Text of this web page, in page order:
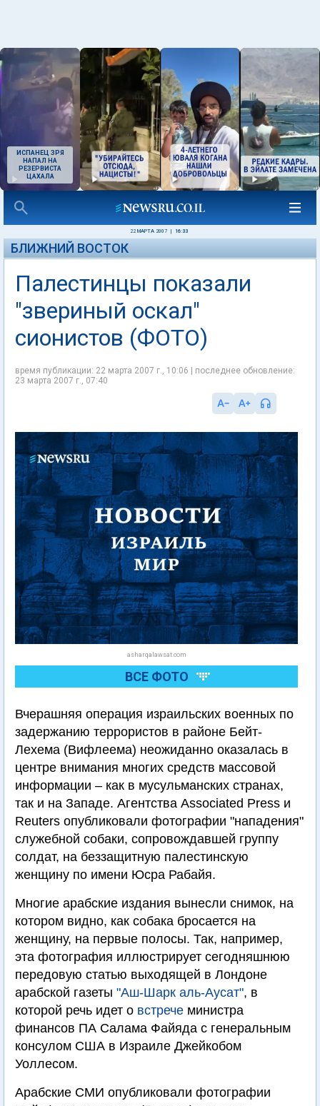
ИСПАНЕЦ ЗРЯ
НАПАЛ НА
РЕЗЕРВИСТА
ЦАХАЛА
22 МАРТА 2007 16:33
БЛИЖНИЙ ВОСТОК
Палестинцы показали
"звериный оскал"
сионистов (ФОТО)
время публикации: 22 марта 2007 г., 10:06 | последнее обновление:
23 марта 2007 г., 07:40
asharqalawsat.com
ВСЕ ФОТО
Вчерашняя операция израильских военных по
задержанию террористов в районе Бейт-
Лехема (Вифлеема) неожиданно оказалась в
центре внимания многих средств массовой
информации – как в мусульманских странах,
так и на Западе. Агентства Associated Press и
Reuters опубликовали фотографии "нападения"
служебной собаки, сопровождавшей группу
солдат, на беззащитную палестинскую
женщину по имени Юсра Рабайя.
Многие арабские издания вынесли снимок, на
котором видно, как собака бросается на
женщину, на первые полосы. Так, например,
эта фотография иллюстрирует сегодняшнюю
передовую статью выходящей в Лондоне
арабской газеты "Аш-Шарк аль-Аусат", в
которой речь идет о встрече министра
финансов ПА Салама Файяда с генеральным
консулом США в Израиле Джейкобом
Уоллесом.
Арабские СМИ опубликовали фотографии